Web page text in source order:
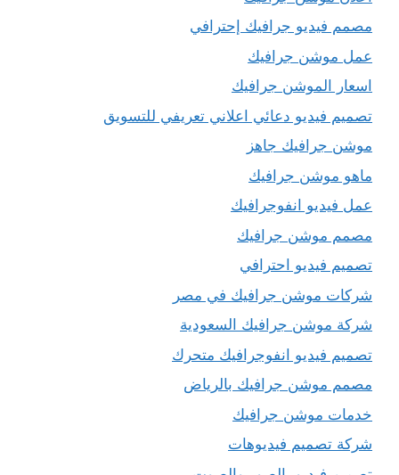
مصمم فيديو جرافيك إحترافي
عمل موشن جرافيك
اسعار الموشن جرافيك
تصميم فيديو دعائي اعلاني تعريفي للتسويق
موشن جرافيك جاهز
ماهو موشن جرافيك
عمل فيديو انفوجرافيك
مصمم موشن جرافيك
تصميم فيديو احترافي
شركات موشن جرافيك في مصر
شركة موشن جرافيك السعودية
تصميم فيديو انفوجرافيك متحرك
مصمم موشن جرافيك بالرياض
خدمات موشن جرافيك
شركة تصميم فيديوهات